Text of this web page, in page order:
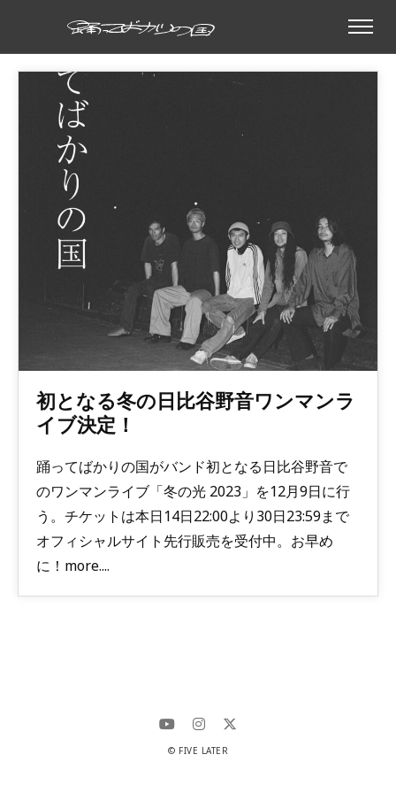
初となる冬の日比谷野音ワンマンラ
イブ決定！
踊ってばかりの国がバンド初となる日比谷野音で
のワンマンライブ「冬の光 2023」を12月9日に行
う。チケットは本日14日22:00より30日23:59まで
オフィシャルサイト先行販売を受付中。お早め
に！more....
© FIVE LATER